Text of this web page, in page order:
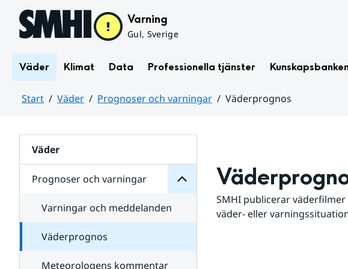
Hoppa till sidans innehåll Varning
Gul, Sverige
Väder Klimat Data Professionella tjänster
Start Väder Prognoser och varningar
Väderprognos
Väder
Prognoser och varningar
för
varningar
Varningar och meddelanden
Väderprognos
Meteorologens kommentar
SMHI publicerar
väder- eller